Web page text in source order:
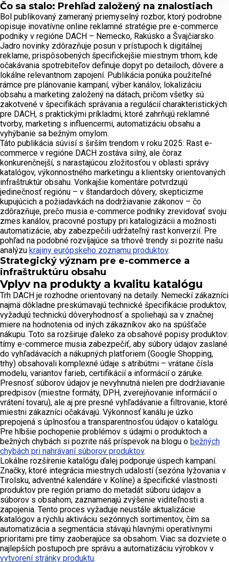
Čo sa stalo: Prehľad založený na znalostiach
Bol publikovaný zameraný priemyselný rozbor, ktorý podrobne
opisuje inovatívne online reklamné stratégie pre e-commerce
podniky v regióne DACH – Nemecko, Rakúsko a Švajčiarsko.
Jadro novinky zdôrazňuje posun v prístupoch k digitálnej
reklame, prispôsobených špecifickejšie miestnym trhom, kde
očakávania spotrebiteľov definuje dopyt po detailoch, dôvere a
lokálne relevantnom zapojení. Publikácia ponúka použiteľné
rámce pre plánovanie kampaní, výber kanálov, lokalizáciu
obsahu a marketing založený na dátach, pričom všetky sú
zakotvené v špecifikách správania a regulácií charakteristických
pre DACH, s praktickými príkladmi, ktoré zahrňujú reklamné
tvorby, marketing s influencermi, automatizáciu obsahu a
vyhýbanie sa bežným omylom.
Táto publikácia súvisí s širším trendom v roku 2025: Rast e-
commerce v regióne DACH zostáva silný, ale čoraz
konkurenčnejší, s narastajúcou zložitosťou v oblasti správy
katalógov, výkonnostného marketingu a klientsky orientovaných
infraštruktúr obsahu. Vonkajšie komentáre potvrdzujú
jedinečnosť regiónu – v štandardoch dôvery, skepticizme
kupujúcich a požiadavkách na dodržiavanie zákonov – čo
zdôrazňuje, prečo musia e-commerce podniky zrevidovať svoju
zmes kanálov, pracovné postupy pri katalogizácii a možnosti
automatizácie, aby zabezpečili udržateľný rast konverzií. Pre
pohľad na podobné rozvíjajúce sa trhové trendy si pozrite našu
analýzu krajiny európskeho zoznamu produktov.
Strategický význam pre e-commerce a
infraštruktúru obsahu
Vplyv na produkty a kvalitu katalógu
Trh DACH je rozhodne orientovaný na detaily. Nemeckí zákazníci
najmä dôkladne preskúmavajú technické špecifikácie produktov,
vyžadujú technickú dôveryhodnosť a spoliehajú sa v značnej
miere na hodnotenia od iných zákazníkov ako na spúšťače
nákupu. Toto sa rozširuje ďaleko za obsahové popisy produktov:
tímy e-commerce musia zabezpečiť, aby súbory údajov zaslané
do vyhľadávacích a nákupných platforiem (Google Shopping,
trhy) obsahovali komplexné údaje s atribútmi – vrátane čísla
modelu, variantov farieb, certifikácií a informácií o záruke.
Presnosť súborov údajov je nevyhnutná nielen pre dodržiavanie
predpisov (miestne formáty, DPH, zverejňovanie informácií o
vrátení tovaru), ale aj pre presné vyhľadávanie a filtrovanie, ktoré
miestni zákazníci očakávajú. Výkonnosť kanálu je úzko
prepojená s úplnosťou a transparentnosťou údajov o katalógu.
Pre hlbšie pochopenie problémov s údajmi o produktoch a
bežných chybách si pozrite náš príspevok na blogu o bežných
chybách pri nahrávaní súborov produktov.
Lokálne rozšírenie katalógu ďalej podporuje úspech kampaní.
Značky, ktoré integrácia miestnych udalostí (sezóna lyžovania v
Tirolsku, adventné kalendáre v Kolíne) a špecifické vlastnosti
produktov pre región priamo do metadát súboru údajov a
súborov s obsahom, zaznamenajú zvýšenie viditeľnosti a
zapojenia. Tento proces vyžaduje neustále aktualizácie
katalógov a rýchlu aktiváciu sezónnych sortimentov, čím sa
automatizácia a segmentácia stávajú hlavnými operatívnymi
prioritami pre tímy zaoberajúce sa obsahom. Viac sa dozviete o
najlepších postupoch pre správu a automatizáciu výrobkov v
vytvorení stránky produktu.